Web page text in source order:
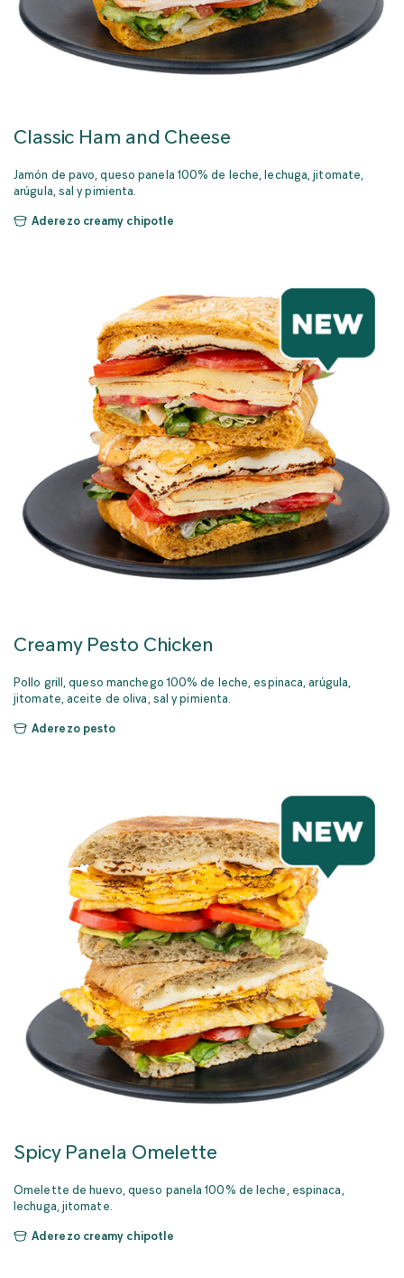
Classic Ham and Cheese
Jamón de pavo, queso panela 100% de leche, lechuga, jitomate,
arúgula, sal y pimienta.
Aderezo creamy chipotle
Creamy Pesto Chicken
Pollo grill, queso manchego 100% de leche, espinaca, arúgula,
jitomate, aceite de oliva, sal y pimienta.
Aderezo pesto
Spicy Panela Omelette
Omelette de huevo, queso panela 100% de leche, espinaca,
lechuga, jitomate.
Aderezo creamy chipotle